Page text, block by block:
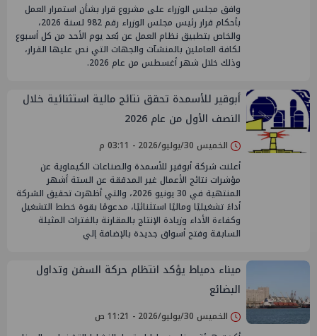
وافق مجلس الوزراء على مشروع قرار بشأن استمرار العمل
بأحكام قرار رئيس مجلس الوزراء رقم 982 لسنة 2026،
والخاص بتطبيق نظام العمل عن بُعد يوم الأحد من كل أسبوع
لكافة العاملين بالمنشآت والجهات التي نص عليها القرار،
وذلك خلال شهر أغسطس من عام 2026.
أبوقير للأسمدة تحقق نتائج مالية استثنائية خلال
النصف الأول من عام 2026
الخميس 30/يوليو/2026 - 03:11 م
أعلنت شركة أبوقير للأسمدة والصناعات الكيماوية عن
مؤشرات نتائج الأعمال غير المدققة عن الستة أشهر
المنتهية في 30 يونيو 2026، والتي أظهرت تحقيق الشركة
أداءً تشغيليًا وماليًا استثنائيًا، مدعومًا بقوة خطط التشغيل
وكفاءة الأداء وزيادة الإنتاج بالمقارنة بالفترات المثيلة
السابقة وفتح أسواق جديدة بالإضافة إلي
ميناء دمياط يؤكد انتظام حركة السفن وتداول
البضائع
الخميس 30/يوليو/2026 - 11:21 ص